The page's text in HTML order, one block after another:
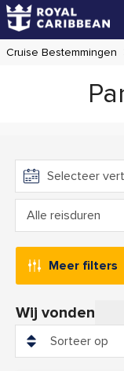
Cruise Bestemmingen
Meer filters
Wij vonden